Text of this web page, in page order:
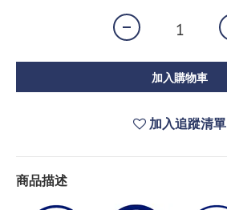
加入購物車
加入追蹤清單
商品描述